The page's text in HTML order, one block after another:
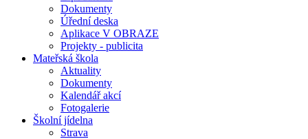
Dokumenty
Úřední deska
Aplikace V OBRAZE
Projekty - publicita
Mateřská škola
Aktuality
Dokumenty
Kalendář akcí
Fotogalerie
Školní jídelna
Strava